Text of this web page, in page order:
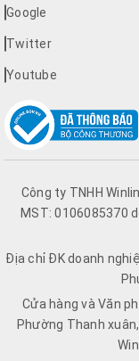
Google
Twitter
Youtube
Công ty TNHH
MST: 0106085370
Địa chỉ ĐK doanh
Cửa hàng và Văn
Phường Thanh